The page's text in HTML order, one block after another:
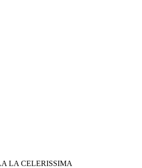
LA CELERISSIMA